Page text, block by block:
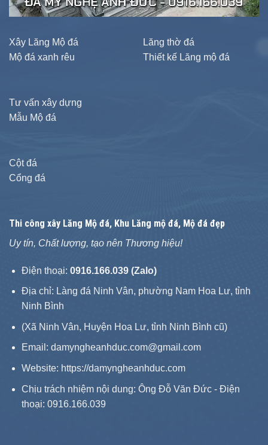
Xây Lăng Mộ đá
Mộ đá xanh rêu
Lăng thờ đá
Thiết kế Lăng mộ đá
Tư vấn xây dựng
Mẫu Mộ đá
Cột đá
Cổng đá
Thi công xây Lăng Mộ đá, Khu Lăng mộ đá, Mộ đá đẹp
Uy tín, Chất lượng, tạo nên Thương hiệu!
Điện thoại: 0916.166.039 (Zalo)
Địa chỉ: Làng đá Ninh Vân, phường Nam Hoa Lư, tỉnh
Ninh Bình
(Xã Ninh Vân, Huyện Hoa Lư, tỉnh Ninh Bình cũ)
Email: damyngheanhduc.com@gmail.com
Website: https://damyngheanhduc.com
Chịu trách nhiệm nội dung: Ông Đỗ Văn Đức - Điện
thoại: 0916.166.039